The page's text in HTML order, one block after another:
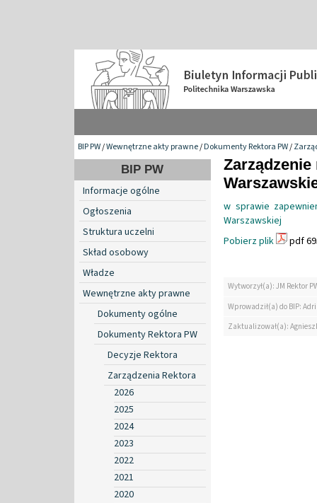
BIP PW/Wewnętrzne akty prawne/Dokumenty Rektora PW/
BIP PW
Informacje ogólne
Ogłoszenia
Struktura uczelni
Skład osobowy
Władze
Wewnętrzne akty prawne
Dokumenty ogólne
Dokumenty Rektora PW
Decyzje Rektora
Zarządzenia Rektora
2026
2025
2024
2023
2022
2021
2020
w sprawie
Warszawskiej
Pobierz plik
pdf
Wytworzył(a): JM Rektor
Wprowadził(a) do BIP:
Zaktualizował(a):